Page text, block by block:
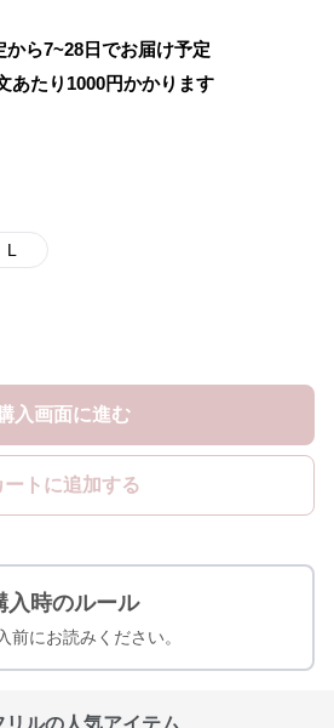
から7~28日でお届け予定
あたり 1000円かかります
L
入画面に進む
ートに追加する
入時のルール
前にお読みください。
ルの人気アイテム